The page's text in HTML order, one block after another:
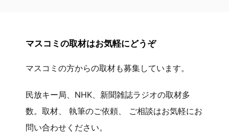
マスコミの取材はお気軽にどうぞ
マスコミの方からの取材も募集しています。
民放キー局、NHK、新聞雑誌ラジオの取材多
数。取材、 執筆のご依頼、 ご相談はお気軽にお
問い合わせください。